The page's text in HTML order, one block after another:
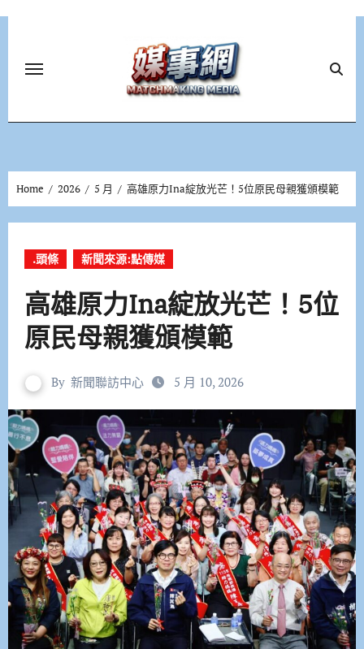
Home 2026 5 月 高雄原力Ina綻放光芒！5位原民母親獲頒模範
.頭條 新聞來源:點傳媒
高雄原力Ina綻放光芒！5位
原民母親獲頒模範
By 新聞聯訪中心 5 月 10, 2026